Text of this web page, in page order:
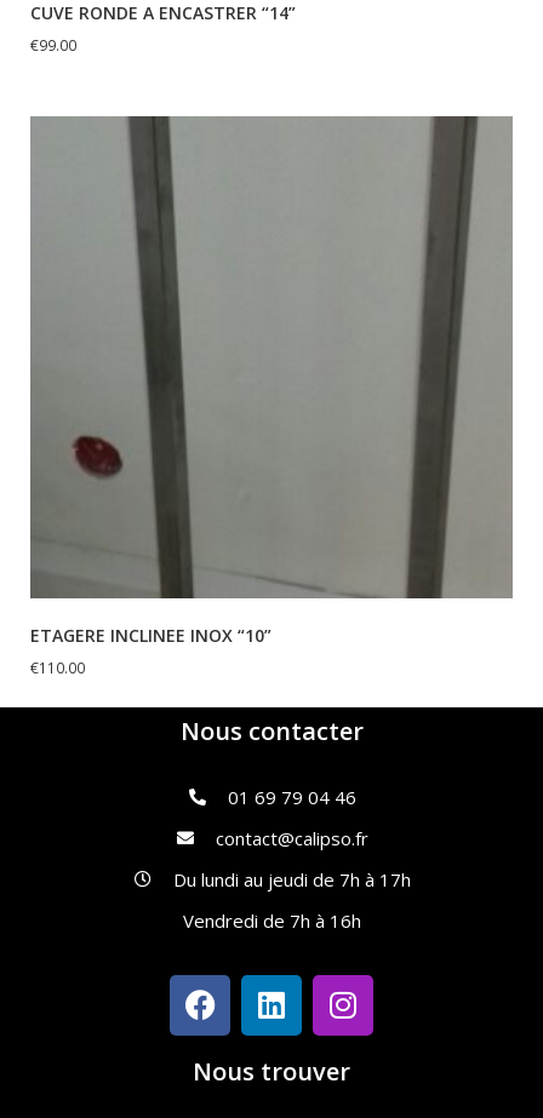
CUVE RONDE A ENCASTRER “14”
€99.00
ETAGERE INCLINEE INOX “10”
€110.00
Nous contacter
01 69 79 04 46
contact@calipso.fr
Du lundi au jeudi de 7h à 17h
Vendredi de 7h à 16h
Nous trouver